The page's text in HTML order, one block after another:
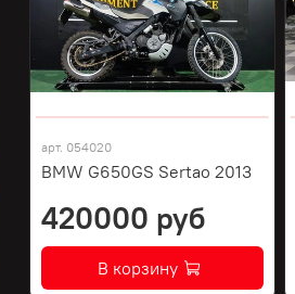
арт. 054020
BMW G650GS Sertao 2013
420000 руб
В корзину